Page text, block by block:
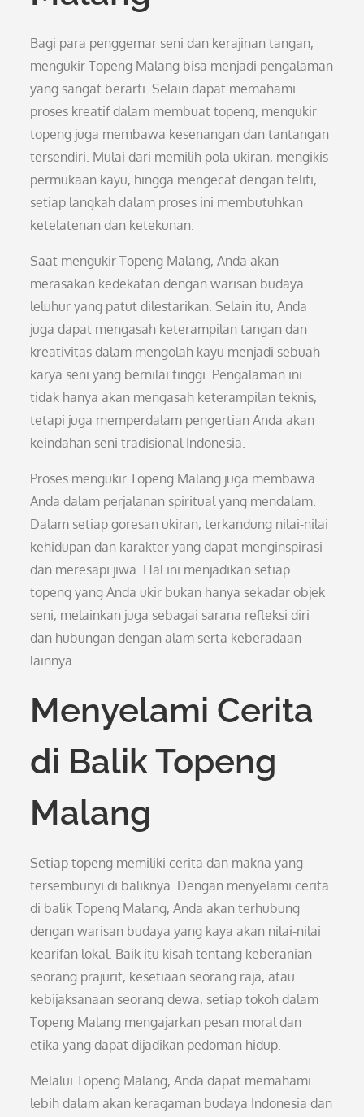
Bagi para penggemar seni dan kerajinan tangan,
mengukir Topeng Malang bisa menjadi pengalaman
yang sangat berarti. Selain dapat memahami
proses kreatif dalam membuat topeng, mengukir
topeng juga membawa kesenangan dan tantangan
tersendiri. Mulai dari memilih pola ukiran, mengikis
permukaan kayu, hingga mengecat dengan teliti,
setiap langkah dalam proses ini membutuhkan
ketelatenan dan ketekunan.
Saat mengukir Topeng Malang, Anda akan
merasakan kedekatan dengan warisan budaya
leluhur yang patut dilestarikan. Selain itu, Anda
juga dapat mengasah keterampilan tangan dan
kreativitas dalam mengolah kayu menjadi sebuah
karya seni yang bernilai tinggi. Pengalaman ini
tidak hanya akan mengasah keterampilan teknis,
tetapi juga memperdalam pengertian Anda akan
keindahan seni tradisional Indonesia.
Proses mengukir Topeng Malang juga membawa
Anda dalam perjalanan spiritual yang mendalam.
Dalam setiap goresan ukiran, terkandung nilai-nilai
kehidupan dan karakter yang dapat menginspirasi
dan meresapi jiwa. Hal ini menjadikan setiap
topeng yang Anda ukir bukan hanya sekadar objek
seni, melainkan juga sebagai sarana refleksi diri
dan hubungan dengan alam serta keberadaan
lainnya.
Menyelami Cerita
di Balik Topeng
Malang
Setiap topeng memiliki cerita dan makna yang
tersembunyi di baliknya. Dengan menyelami cerita
di balik Topeng Malang, Anda akan terhubung
dengan warisan budaya yang kaya akan nilai-nilai
kearifan lokal. Baik itu kisah tentang keberanian
seorang prajurit, kesetiaan seorang raja, atau
kebijaksanaan seorang dewa, setiap tokoh dalam
Topeng Malang mengajarkan pesan moral dan
etika yang dapat dijadikan pedoman hidup.
Melalui Topeng Malang, Anda dapat memahami
lebih dalam akan keragaman budaya Indonesia dan